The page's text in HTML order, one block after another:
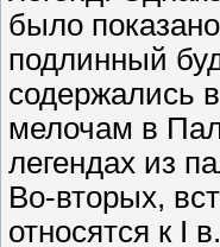
было
подлинный
содержались
мелочам в
легендах из
Во-вторых,
относятся к I